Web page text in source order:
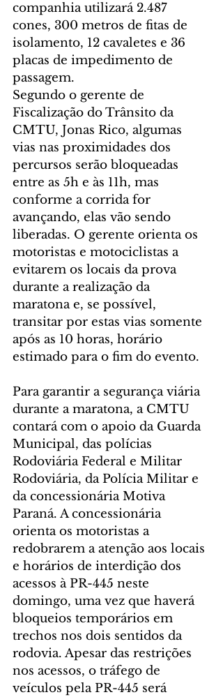
companhia utilizará 2.487
cones, 300 metros de fitas de
isolamento, 12 cavaletes e 36
placas de impedimento de
passagem.
Segundo o gerente de
Fiscalização do Trânsito da
CMTU, Jonas Rico, algumas
vias nas proximidades dos
percursos serão bloqueadas
entre as 5h e às 11h, mas
conforme a corrida for
avançando, elas vão sendo
liberadas. O gerente orienta os
motoristas e motociclistas a
evitarem os locais da prova
durante a realização da
maratona e, se possível,
transitar por estas vias somente
após as 10 horas, horário
estimado para o fim do evento.
Para garantir a segurança viária
durante a maratona, a CMTU
contará com o apoio da Guarda
Municipal, das polícias
Rodoviária Federal e Militar
Rodoviária, da Polícia Militar e
da concessionária Motiva
Paraná. A concessionária
orienta os motoristas a
redobrarem a atenção aos locais
e horários de interdição dos
acessos à PR-445 neste
domingo, uma vez que haverá
bloqueios temporários em
trechos nos dois sentidos da
rodovia. Apesar das restrições
nos acessos, o tráfego de
veículos pela PR-445 será